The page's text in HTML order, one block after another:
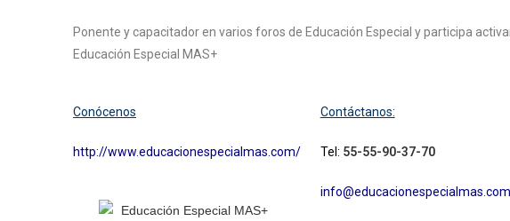
Ponente y capacitador en varios foros de Educación Especial y participa
Educación Especial MAS+
Conócenos
http://www.educacionespecialmas.com/
Contáctanos:
Tel: 55-55-90-37-70
info@educacionespecialmas.com